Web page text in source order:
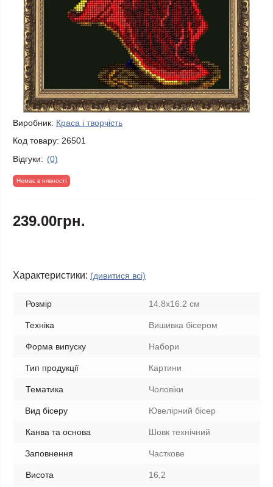
Виробник: Краса і творчість
Код товару: 26501
Відгуки: (0)
Немає в нявності
239.00грн.
Характеристики: (дивитися всі)
Розмір 14.8х16.2 см
Техніка Вишивка бісером
Форма випуску Набори
Тип продукції Картини
Тематика Чоловіки
Вид бісеру Ювелірний бісер
Канва та основа Шовк технічний
Заповнення Часткове
Висота 16,2